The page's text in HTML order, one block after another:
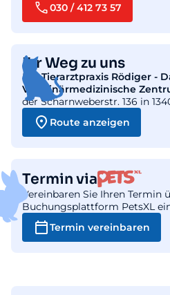
030 / 412 73 57
Ihr Weg zu uns
DieTierarztpraxis Rödiger -
Veterinärmedizinische
der Scharnweberstr. 136 in
Route anzeigen
Termin via
Vereinbaren Sie Ihren Termin
Buchungsplattform PetsXL
Termin vereinbaren